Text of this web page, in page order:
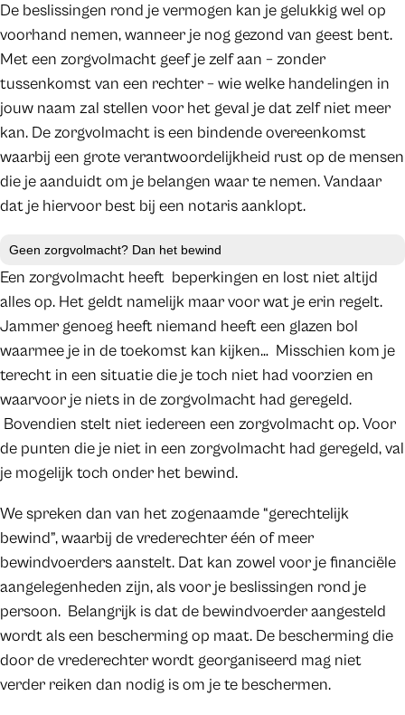
De beslissingen rond je vermogen kan je gelukkig wel op
voorhand nemen, wanneer je nog gezond van geest bent.
Met een zorgvolmacht geef je zelf aan – zonder
tussenkomst van een rechter – wie welke handelingen in
jouw naam zal stellen voor het geval je dat zelf niet meer
kan. De zorgvolmacht is een bindende overeenkomst
waarbij een grote verantwoordelijkheid rust op de mensen
die je aanduidt om je belangen waar te nemen. Vandaar
dat je hiervoor best bij een notaris aanklopt.
Geen zorgvolmacht? Dan het bewind
Een zorgvolmacht heeft beperkingen en lost niet altijd
alles op. Het geldt namelijk maar voor wat je erin regelt.
Jammer genoeg heeft niemand heeft een glazen bol
waarmee je in de toekomst kan kijken… Misschien kom je
terecht in een situatie die je toch niet had voorzien en
waarvoor je niets in de zorgvolmacht had geregeld.
Bovendien stelt niet iedereen een zorgvolmacht op. Voor
de punten die je niet in een zorgvolmacht had geregeld, val
je mogelijk toch onder het bewind.
We spreken dan van het zogenaamde “gerechtelijk
bewind”, waarbij de vrederechter één of meer
bewindvoerders aanstelt. Dat kan zowel voor je financiële
aangelegenheden zijn, als voor je beslissingen rond je
persoon. Belangrijk is dat de bewindvoerder aangesteld
wordt als een bescherming op maat. De bescherming die
door de vrederechter wordt georganiseerd mag niet
verder reiken dan nodig is om je te beschermen.